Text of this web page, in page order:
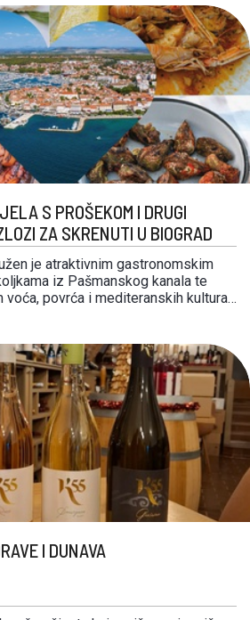
s bosanskim …
S PROŠEKOM I DRUGI
ZA SKRENUTI U BIOGRAD
je atraktivnim gastronomskim
iz Pašmanskog kanala te
voća, povrća i mediteranskih kultura.
za koji su …
I DUNAVA